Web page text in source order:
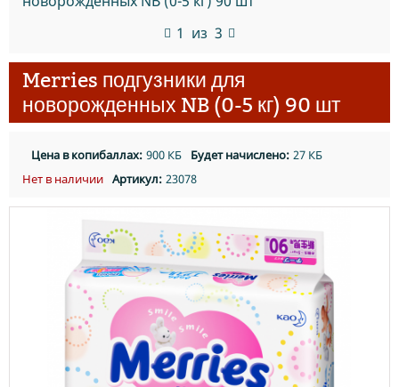
1 из 3
Merries подгузники для
новорожденных NB (0-5 кг) 90 шт
Цена в копибаллах: 900 КБ Будет начислено: 27 КБ
Нет в наличии Артикул: 23078